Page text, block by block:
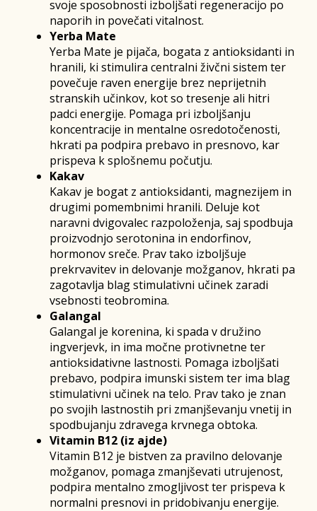
svoje sposobnosti izboljšati regeneracijo po
naporih in povečati vitalnost.
Yerba Mate
Yerba Mate je pijača, bogata z antioksidanti in
hranili, ki stimulira centralni živčni sistem ter
povečuje raven energije brez neprijetnih
stranskih učinkov, kot so tresenje ali hitri
padci energije. Pomaga pri izboljšanju
koncentracije in mentalne osredotočenosti,
hkrati pa podpira prebavo in presnovo, kar
prispeva k splošnemu počutju.
Kakav
Kakav je bogat z antioksidanti, magnezijem in
drugimi pomembnimi hranili. Deluje kot
naravni dvigovalec razpoloženja, saj spodbuja
proizvodnjo serotonina in endorfinov,
hormonov sreče. Prav tako izboljšuje
prekrvavitev in delovanje možganov, hkrati pa
zagotavlja blag stimulativni učinek zaradi
vsebnosti teobromina.
Galangal
Galangal je korenina, ki spada v družino
ingverjevk, in ima močne protivnetne ter
antioksidativne lastnosti. Pomaga izboljšati
prebavo, podpira imunski sistem ter ima blag
stimulativni učinek na telo. Prav tako je znan
po svojih lastnostih pri zmanjševanju vnetij in
spodbujanju zdravega krvnega obtoka.
Vitamin B12 (iz ajde)
Vitamin B12 je bistven za pravilno delovanje
možganov, pomaga zmanjševati utrujenost,
podpira mentalno zmogljivost ter prispeva k
normalni presnovi in pridobivanju energije.